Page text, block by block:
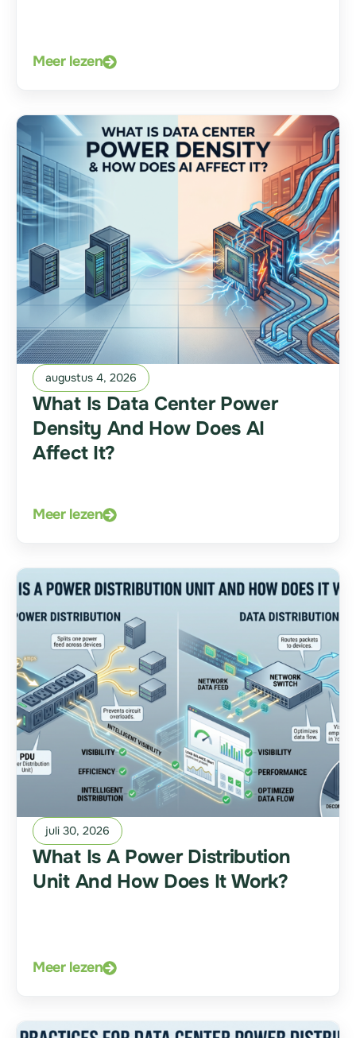
Meer lezen
augustus 4, 2026
What Is Data Center Power
Density And How Does AI
Affect It?
Meer lezen
juli 30, 2026
What Is A Power Distribution
Unit And How Does It Work?
Meer lezen